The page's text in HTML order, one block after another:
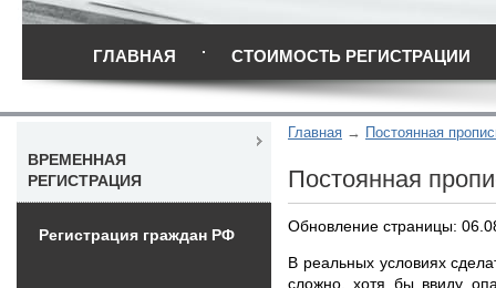
ГЛАВНАЯ СТОИМОСТЬ РЕГИСТРАЦИИ
Главная Постоянная
Постоянная
Обновление страницы:
В реальных условиях
сложно, хотя бы ввиду
ВРЕМЕННАЯ
РЕГИСТРАЦИЯ
Регистрация граждан РФ